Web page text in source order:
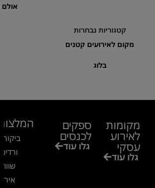
אולם
קטגוריות נבחרות
מקום לאירועים קטנים
בלוג
מקומות
לאירוע
עסקי
גלו עוד
ספקים
לכנסים
גלו עוד
המלצות
ביקור
ורדים –
שווה!!
אירוע